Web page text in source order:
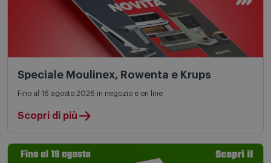
Speciale Moulinex, Rowenta e Krups
Fino al 16 agosto 2026 in negozio e on line
Scopri di più